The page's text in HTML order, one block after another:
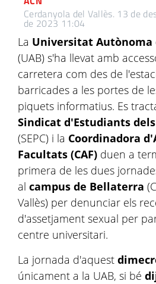
Cerdanyola del Vallès. 13 de
de 2023 11:04
La Universitat Autònoma
(UAB) s'ha llevat amb
carretera com des de
barricades a les portes de
piquets informatius. Es
Sindicat d'Estudiants
(SEPC) i la Coordinadora
Facultats (CAF) duen a
primera de les dues
al campus de Bellaterra
Vallès) per denunciar els
d'assetjament sexual per
centre universitari.
La jornada d'aquest
únicament a la UAB, si bé